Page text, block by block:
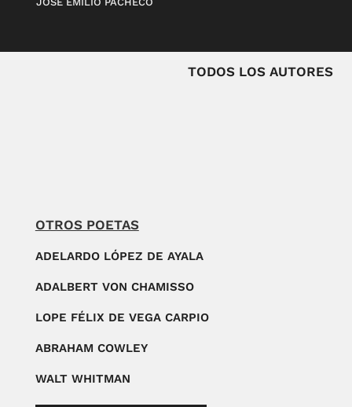
TODOS LOS AUTORES
OTROS POETAS
ADELARDO LÓPEZ DE AYALA
ADALBERT VON CHAMISSO
LOPE FÉLIX DE VEGA CARPIO
ABRAHAM COWLEY
WALT WHITMAN